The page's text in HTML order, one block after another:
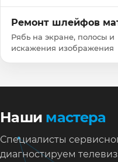
Ремонт шлейфов
Рябь на экране, полосы и
искажения изображения
Наши мастера
Специалисты
диагностируем